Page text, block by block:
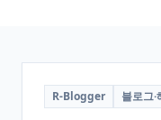
R-Blogger 블로그·